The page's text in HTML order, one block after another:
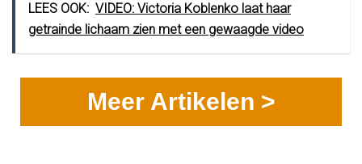
LEES OOK: VIDEO: Victoria Koblenko laat haar
getrainde lichaam zien met een gewaagde video
Meer Artikelen >